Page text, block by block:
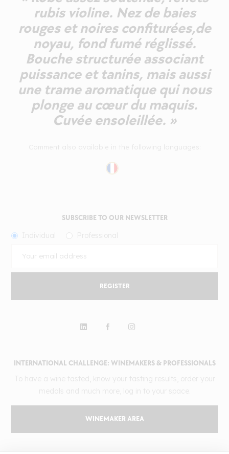
rubis violine. Nez de baies
rouges et noires confiturées,de
noyau, fond fumé réglissé.
Bouche structurée associant
puissance et tanins, mais aussi
une trame aromatique qui nous
plonge au cœur du maquis.
Cuvée ensoleillée. »
INTERNATIONAL CHALLENGE: WINEMAKERS & PROFESSIONALS
WINEMAKER AREA
SUBSCRIBE TO OUR NEWSLETTER
REGISTER